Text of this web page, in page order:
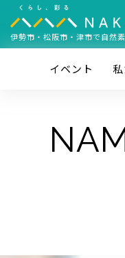
伊勢市・松阪市・津市で自然
イベント